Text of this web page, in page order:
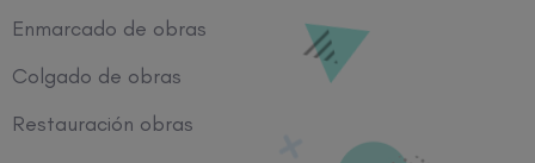
Enmarcado de obras
Colgado de obras
Restauración obras